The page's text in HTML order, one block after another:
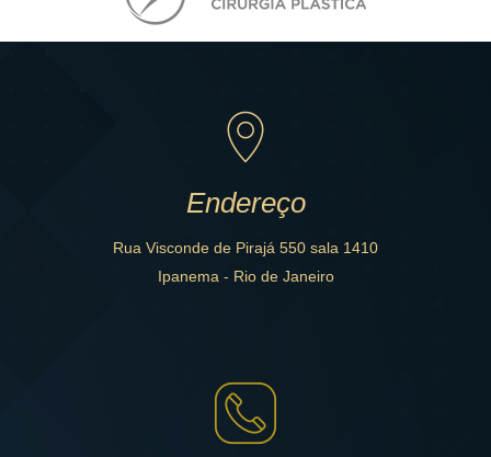
Endereço
Rua Visconde de Pirajá 550 sala 1410
Ipanema - Rio de Janeiro